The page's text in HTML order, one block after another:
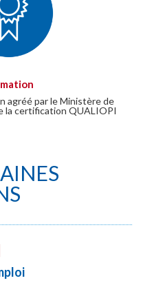
agréé par le Ministère de
la certification QUALIOPI